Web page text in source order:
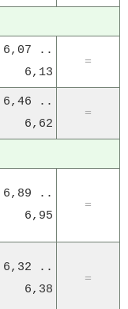
6,07 ..
6,13
=
6,46 ..
6,62
=
6,89 ..
6,95
=
6,32 ..
6,38
=